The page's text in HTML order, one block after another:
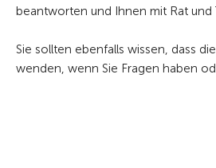
beantworten und Ihnen mit Rat und
Sie sollten ebenfalls wissen, dass
wenden, wenn Sie Fragen haben